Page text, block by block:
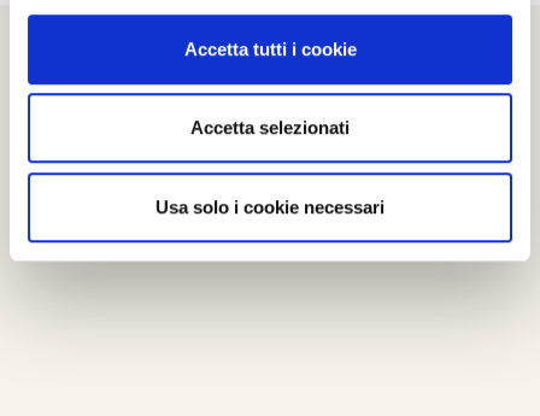
Accetta tutti i cookie
Accetta selezionati
Usa solo i cookie necessari